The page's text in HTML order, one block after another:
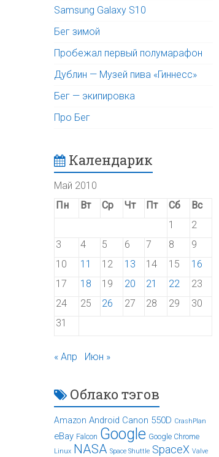
Samsung Galaxy S10
Бег зимой
Пробежал первый полумарафон
Дублин — Музей пива «Гиннесс»
Бег — экипировка
Про Бег
Календарик
Май 2010
Пн
Вт Ср Чт Пт Сб
Вс
1
2
3
4 5 6 7 8
9
10
11 12 13 14 15
16
17
18 19 20 21 22
23
24
25 26 27 28 29
30
31
« Апр Июн »
Облако тэгов
Amazon Android Canon 550D CrashPlan
eBay Falcon Google Google Chrome
Linux NASA Space Shuttle SpaceX Valve